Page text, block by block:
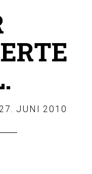
27. JUNI 2010